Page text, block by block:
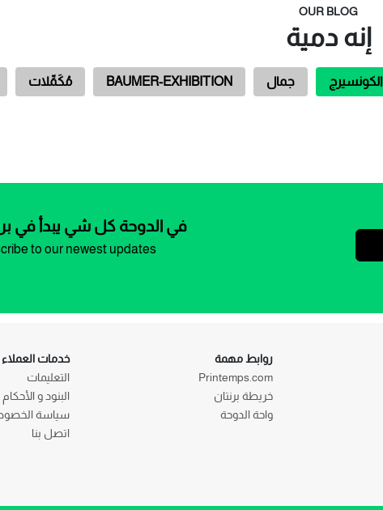
OUR BLOG
إنه دمية
مُكَمِّلات BAUMER-EXHIBITION جمال الكونسيرج
في الدوحة كل شي يبدأ في
to our newest updates
روابط مهمة
Printemps.com
خريطة برنتان
واحة الدوحة
خدمات العملاء
التعليمات
البنود و الأحكام
سياسة
اتصل بنا